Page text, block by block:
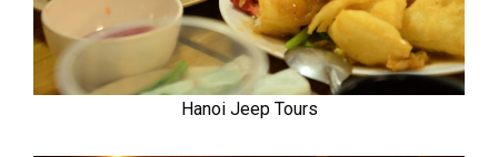
Hanoi Jeep Tours